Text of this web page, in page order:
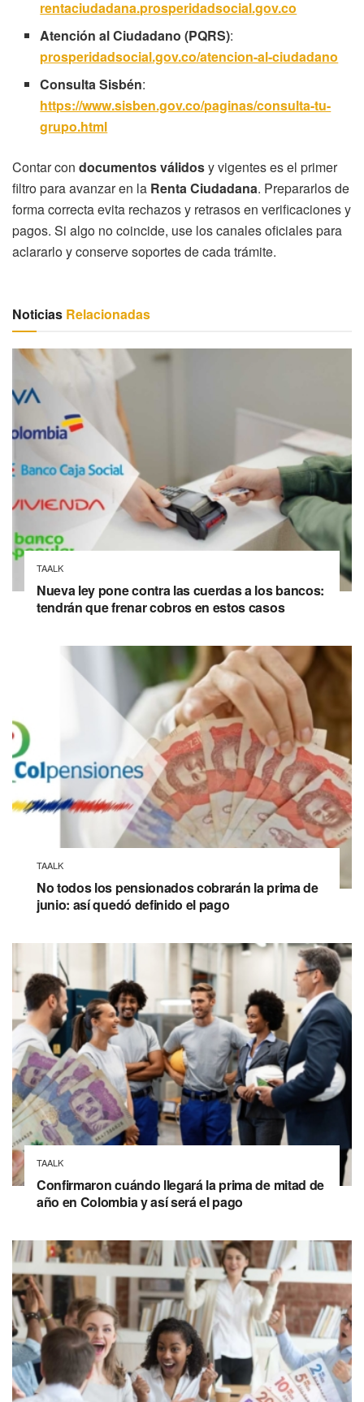
rentaciudadana.prosperidadsocial.gov.co
Atención al Ciudadano (PQRS):
prosperidadsocial.gov.co/atencion-al-ciudadano
Consulta Sisbén:
https://www.sisben.gov.co/paginas/consulta-tu-
grupo.html
Contar con documentos válidosy vigentes es el primer
filtro para avanzar en la Renta Ciudadana. Prepararlos de
forma correcta evita rechazos y retrasos en verificaciones y
pagos. Si algo no coincide, use los canales oficiales para
aclararlo y conserve soportes de cada trámite.
Noticias Relacionadas
TAALK
Nueva ley pone contra las cuerdas a los bancos:
tendrán que frenar cobros en estos casos
TAALK
No todos los pensionados cobrarán la prima de
junio: así quedó definido el pago
TAALK
Confirmaron cuándo llegará la prima de mitad de
año en Colombia y así será el pago